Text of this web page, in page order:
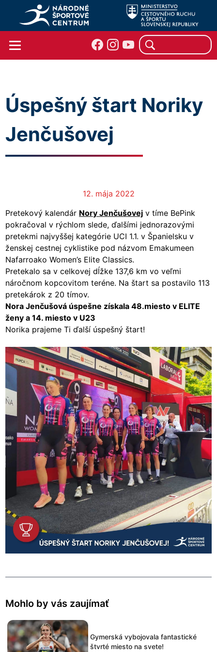
Úspešný štart Noriky
Jenčušovej
12. mája 2022
Pretekový kalendár Nory Jenčušovej v tíme BePink
pokračoval v rýchlom slede, ďalšími jednorazovými
pretekmi najvyššej kategórie UCI 1.1. v Španielsku v
ženskej cestnej cyklistike pod názvom Emakumeen
Nafarroako Women’s Elite Classics.
Pretekalo sa v celkovej dĺžke 137,6 km vo veľmi
náročnom kopcovitom teréne. Na štart sa postavilo 113
pretekárok z 20 tímov.
Nora Jenčušová úspešne získala 48.miesto v ELITE
ženy a 14. miesto v U23
Norika prajeme Ti ďalší úspešný štart!
Mohlo by vás zaujímať
Gymerská vybojovala fantastické
štvrté miesto na svete!